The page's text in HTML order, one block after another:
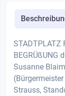
STADTPLATZ
BEGRÜßUNG
Susanne
Strauss,